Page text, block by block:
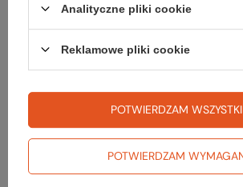
Zadaj pytanie a my odpowiemy niezwłocznie,
odpowiedzi publikując dla innych.
ZADAJ PYTANIE
Analityczne pliki cookie
Reklamowe pliki cookie
POTWIERDZAM
POTWIERDZAM